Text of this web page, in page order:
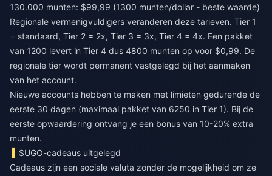
130.000 munten: $99,99 (1300 munten/dollar - beste waarde)
Regionale vermenigvuldigers veranderen deze tarieven. Tier 1
= standaard, Tier 2 = 2x, Tier 3 = 3x, Tier 4 = 4x. Een pakket
van 1200 levert in Tier 4 dus 4800 munten op voor $0,99. De
regionale tier wordt permanent vastgelegd bij het aanmaken
van het account.
Nieuwe accounts hebben te maken met limieten gedurende de
eerste 30 dagen (maximaal pakket van 6250 in Tier 1). Bij de
eerste opwaardering ontvang je een bonus van 10-20% extra
munten.
SUGO-cadeaus uitgelegd
Cadeaus zijn een sociale valuta zonder de mogelijkheid om ze